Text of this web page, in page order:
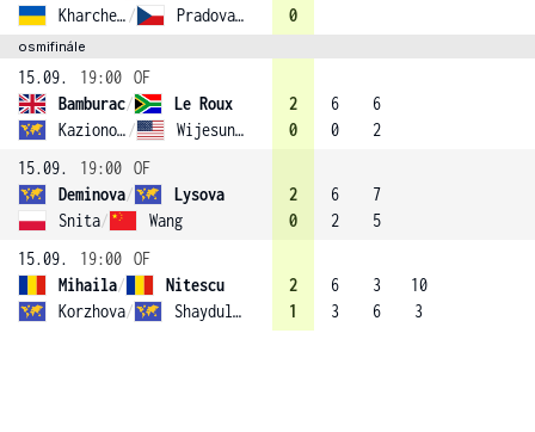
Kharchenko / Pradova (2)
0
osmifinále
15.09. 19:00 OF
Bamburac/
Le Roux
Kazionova / Wijesundera
2
0
6
0
6
2
15.09.
19:00 OF
Deminova/
Lysova
Snita/ Wang
2
0
6
2
7
5
15.09.
19:00 OF
Mihaila/
Nitescu
Korzhova/ Shaydullina
2
1
6
3
3
6
10
3